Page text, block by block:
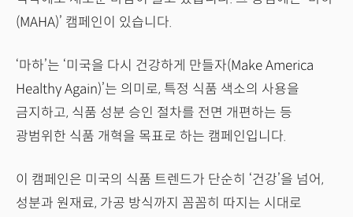
(MAHA)’ 캠페인이 있습니다.
‘마하’는 ‘미국을 다시 건강하게 만들자(Make America
Healthy Again)’는 의미로, 특정 식품 색소의 사용을
금지하고, 식품 성분 승인 절차를 전면 개편하는 등
광범위한 식품 개혁을 목표로 하는 캠페인입니다.
이 캠페인은 미국의 식품 트렌드가 단순히 ‘건강’을 넘어,
성분과 원재료, 가공 방식까지 꼼꼼히 따지는 시대로